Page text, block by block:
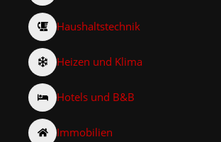
Haushaltstechnik
Heizen und Klima
Hotels und B&B
Immobilien